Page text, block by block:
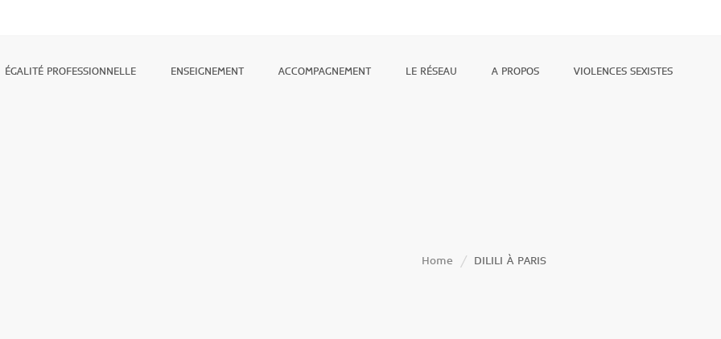
ÉGALITÉ PROFESSIONNELLE ENSEIGNEMENT ACCOMPAGNEMENT LE RÉSEAU A PROPOS VIOLENCES SEXISTES
Home DILILI À PARIS